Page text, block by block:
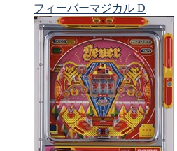
フィーバーマジカル D